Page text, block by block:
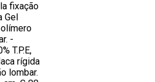
fixação
Gel
-
T.P.E,
rígida
lombar.